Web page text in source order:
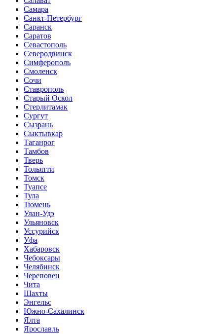
Самара
Санкт-Петербург
Саранск
Саратов
Севастополь
Северодвинск
Симферополь
Смоленск
Сочи
Ставрополь
Старый Оскол
Стерлитамак
Сургут
Сызрань
Сыктывкар
Таганрог
Тамбов
Тверь
Тольятти
Томск
Туапсе
Тула
Тюмень
Улан-Удэ
Ульяновск
Уссурийск
Уфа
Хабаровск
Чебоксары
Челябинск
Череповец
Чита
Шахты
Энгельс
Южно-Сахалинск
Ялта
Ярославль